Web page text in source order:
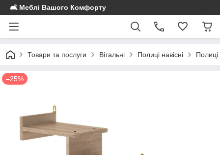
🛋️ Меблі Вашого Комфорту
Товари та послуги Вітальні Полиці навісні Полиці
–25%